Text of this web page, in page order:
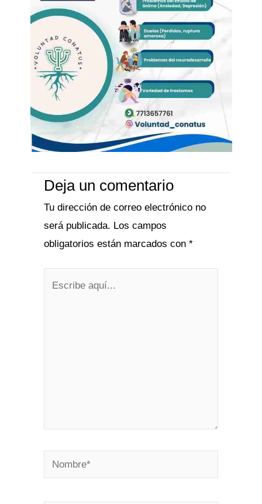
Deja un comentario
Tu dirección de correo electrónico no
será publicada. Los campos
obligatorios están marcados con *
Nombre*